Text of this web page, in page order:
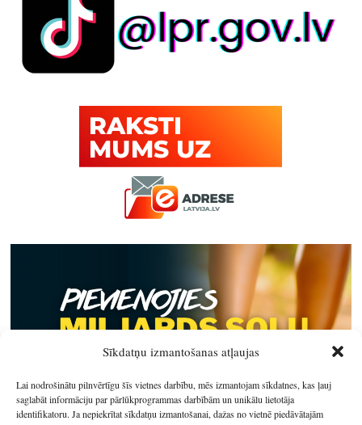
Sīkdatņu izmantošanas atļaujas
Lai nodrošinātu pilnvērtīgu šīs vietnes darbību, mēs izmantojam sīkdatnes, kas ļauj
saglabāt informāciju par pārlūkprogrammas darbībām un unikālu lietotāja
identifikatoru. Ja nepiekrītat sīkdatņu izmantošanai, dažas no vietnē piedāvātajām